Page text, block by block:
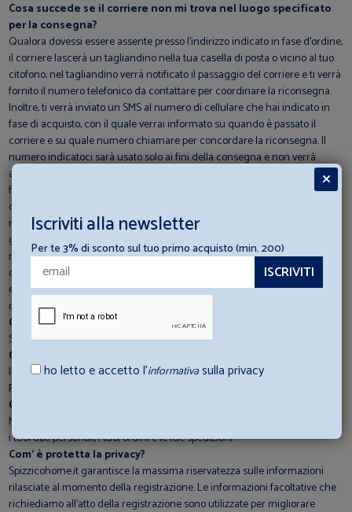
Cosa succede se il corriere non mi trova nel luogo specificato
per la consegna?
Qualora dovessi essere assente presso l’indirizzo indicato in fase d’ordine,
il corriere lascerà un tagliandino nella tua casella di posta o vicino al tuo
citofono; nel tagliandino verrà notificato il passaggio del corriere e ti verrà
fornito il numero telefonico da contattare per coordinare la riconsegna.
Inoltre, ti verrà inviato un SMS al numero di cellulare che hai indicato in
fase di acquisto, con il quale verrai informato su quando è passato il
corriere e su quale numero chiamare per concordare la riconsegna. Il
numero indicatoci sarà usato solo ai fini della consegna e non verrà
assolutamente utilizzato per scopi commerciali. Se i tentativi di consegna
falliscono, la merce entrerà in giacenza presso i depositi del corriere e
dovrai contattare il nostro servizio clienti per fornire le informazioni
necessarie allo svincolo della giacenza. Se non darai risposta entro tre
giorni dalla ricevuta comunicazione, la merce rientrerà nei nostri
magazzini e ti verrà riaccreditato l'importo della merce acquistata. Sarò
contattato dal corriere prima della consegna? Di regola il corriere non
effettua telefonate preventive e non gestisce richieste di consegna in
orari particolari.
C’è un limite minimo di spesa per usufruire del servizio?
Si, il minimo d'ordine per usufruire del servizio è di € 50,00
Qual è la modalità di pagamento?
Il pagamento può essere effettuato on-line con carta di credito, con conto
Paypal, con bonifico bancario o rateale Klarna.
Cos'è la My Account?
My Account è uno spazio personale a te dedicato, dove è possibile gestire
i tuoi dati personali, i tuoi ordini e le tue spedizioni.
Com’ è protetta la privacy?
Spizzicohome.it garantisce la massima riservatezza sulle informazioni
rilasciate al momento della registrazione. Le informazioni facoltative che
richiediamo all'atto della registrazione sono utilizzate per migliorare
Iscriviti alla newsletter
Per te 3% di sconto sul tuo primo acquisto (min. 200)
ho letto e accetto l’informativasulla privacy